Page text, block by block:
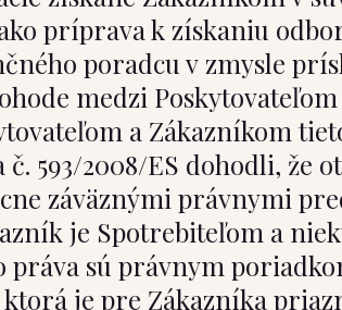
príprava k získaniu
poradcu v zmysle
medzi
a Zákazníkom
č. 593/2008/ES dohodli,
záväznými právnymi
je Spotrebiteľom a
práva sú právnym
je pre Zákazníka